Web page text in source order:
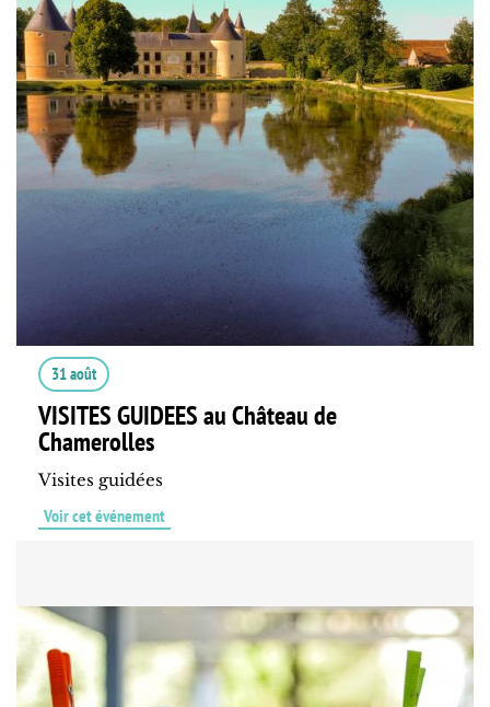
31 août
VISITES GUIDEES au Château de
Chamerolles
Visites guidées
Voir cet événement